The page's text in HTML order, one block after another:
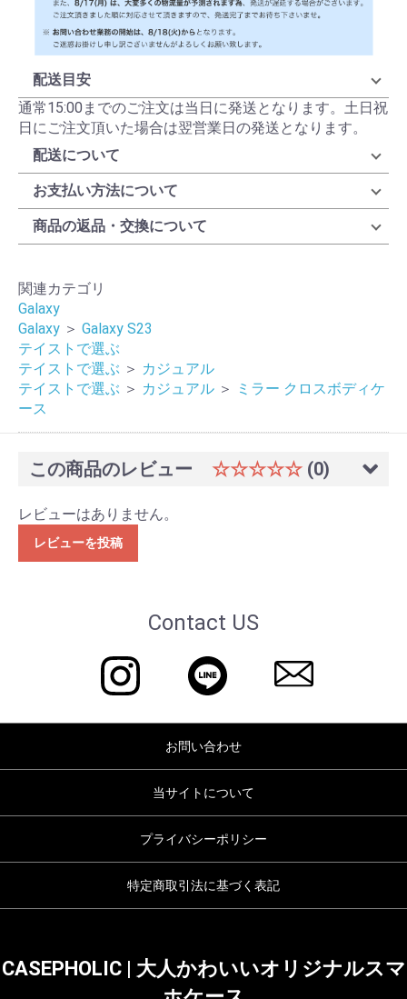
配送目安
通常15:00までのご注文は当日に発送となります。土日祝
日にご注文頂いた場合は翌営業日の発送となります。
配送について
お支払い方法について
商品の返品・交換について
関連カテゴリ
Galaxy
Galaxy ＞ Galaxy S23
テイストで選ぶ
テイストで選ぶ ＞ カジュアル
テイストで選ぶ ＞ カジュアル ＞
ミラー クロスボディケ
ース
この商品のレビュー ☆☆☆☆☆ (0)
レビューはありません。
レビューを投稿
Contact US
お問い合わせ
当サイトについて
プライバシーポリシー
特定商取引法に基づく表記
CASEPHOLIC | 大人かわいいオリジナルスマ